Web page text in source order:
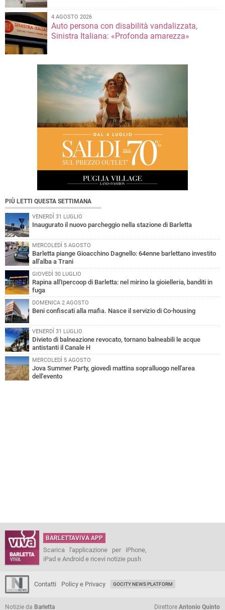
4 AGOSTO 2026
Auto persona con disabilità vandalizzata,
Sinistra Italiana: «Profonda amarezza»
PIÙ LETTI QUESTA SETTIMANA
VENERDÌ 31 LUGLIO
Inaugurato il nuovo parcheggio nella stazione di Barletta
MERCOLEDÌ 5 AGOSTO
Barletta piange Gioacchino Dagnello: 64enne barlettano investito
all'alba a Trani
GIOVEDÌ 30 LUGLIO
Rapina all'Ipercoop di Barletta: nel mirino la gioielleria, banditi in
fuga
DOMENICA 2 AGOSTO
Beni confiscati alla mafia. Nasce il servizio di Co-housing
VENERDÌ 31 LUGLIO
Divieto di balneazione revocato, tornano balneabili le acque
antistanti il Canale H
MERCOLEDÌ 5 AGOSTO
Jova Summer Party, giovedì mattina sopralluogo nell'area
dell'evento
BARLETTAVIVA APP
Scarica l'applicazione per iPhone,
iPad e Android e ricevi notizie push
Contatti Policy e Privacy GOCITY NEWS PLATFORM
Notizie da Barletta Direttore Antonio Quinto